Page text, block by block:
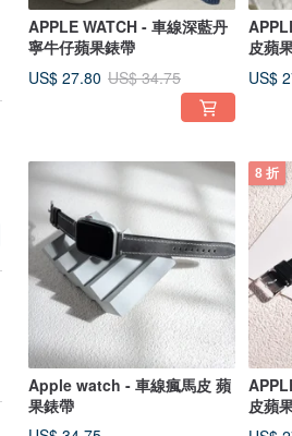
APPLE WATCH - 車線深藍丹
寧牛仔蘋果錶帶
US$ 27.80 US$ 34.75
皮蘋
US$
Apple watch - 車線瘋馬皮 蘋
果錶帶
8 折
皮蘋